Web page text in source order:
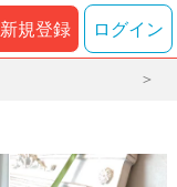
新規登録 ログイン